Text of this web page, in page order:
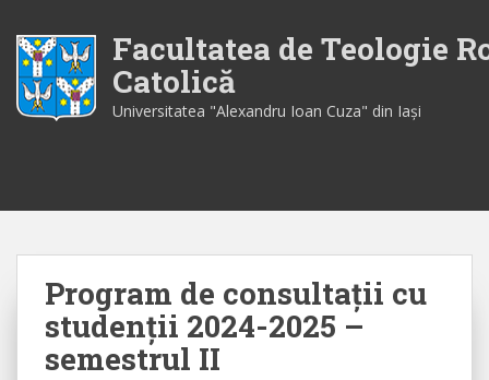
i
Facultatea de Teologie
Catolică
Universitatea "Alexandru Ioan Cuza" din Iaşi
Program de consultații cu
studenții 2024-2025 –
semestrul II